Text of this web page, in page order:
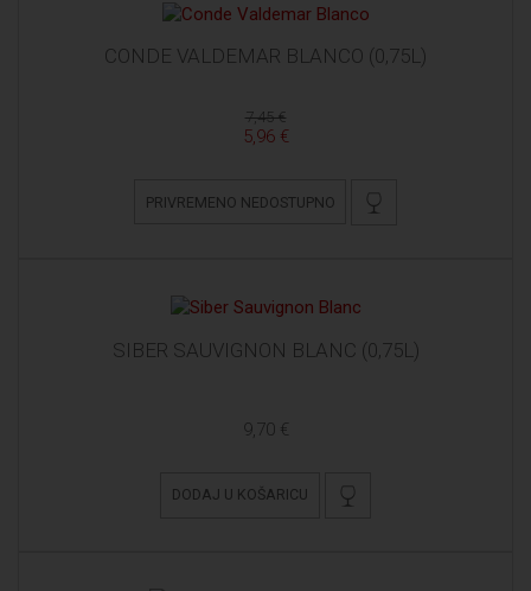
CONDE VALDEMAR BLANCO (0,75L)
7,45 €
5,96 €
PRIVREMENO NEDOSTUPNO
SIBER SAUVIGNON BLANC (0,75L)
9,70 €
DODAJ U KOŠARICU